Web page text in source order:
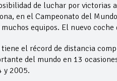
de luchar por victorias
en el Campeonato del
equipos. El nuevo
el récord de distancia
del mundo en 13
y 2005.